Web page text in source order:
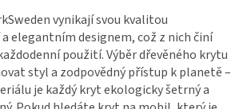
ý
p
i
s
u
vynikají svou kvalitou
elegantním designem, což z nich činí
použití. Výběr dřevěného krytu
styl a zodpovědný přístup k planetě –
je každý kryt ekologicky šetrný a